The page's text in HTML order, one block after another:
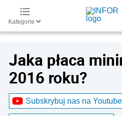
Kategorie
Jaka płaca
2016 roku?
Subskrybuj nas na Youtube